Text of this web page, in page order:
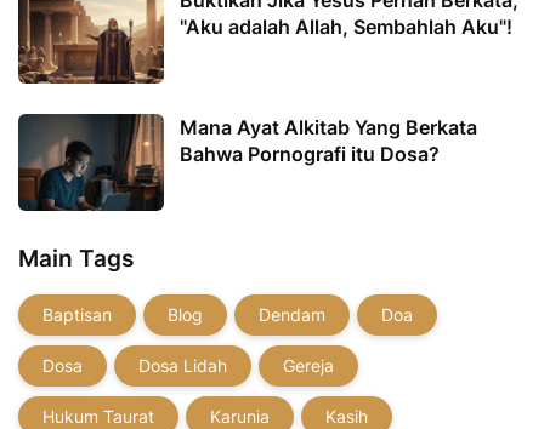
"Aku adalah Allah, Sembahlah Aku"!
Mana Ayat Alkitab Yang Berkata
Bahwa Pornografi itu Dosa?
Main Tags
Baptisan Blog Dendam Doa
Dosa Dosa Lidah Gereja
Hukum Taurat Karunia Kasih